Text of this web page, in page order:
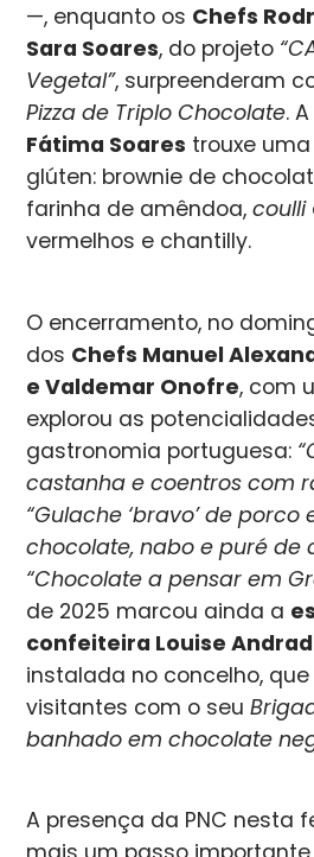
—, enquanto os Chefs
Sara Soares, do projeto
Vegetal”, surpreenderam
Pizza de Triplo Chocolate. A
Fátima Soares trouxe
glúten: brownie de
farinha de amêndoa,coulli
vermelhos e chantilly.
O encerramento, no
dos Chefs Manuel
e Valdemar Onofre, com
explorou as
gastronomia portuguesa:
castanha e coentros com
“Gulache ‘bravo’ de
chocolate, nabo e puré de
“Chocolate a pensar em
de 2025 marcou ainda a
confeiteira Louise
instalada no concelho,
visitantes com o seu
banhado em chocolate
A presença da PNC nesta